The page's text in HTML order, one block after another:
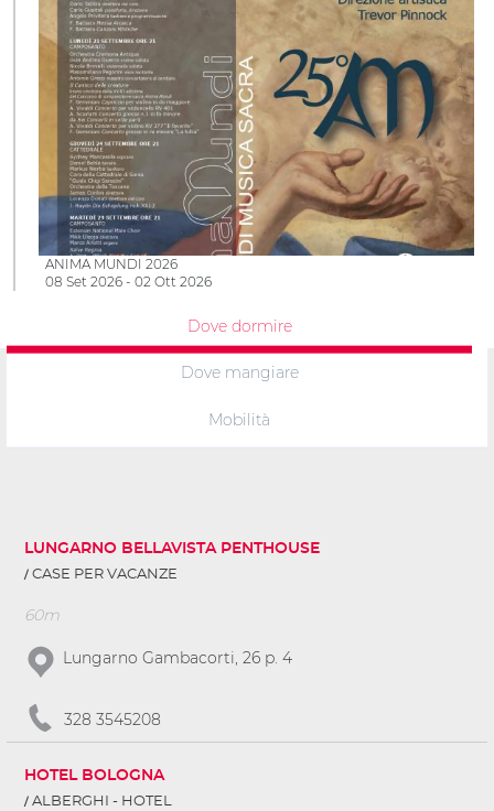
ANIMA MUNDI 2026
08 Set 2026 - 02 Ott 2026
Dove dormire
Dove mangiare
Mobilità
LUNGARNO BELLAVISTA PENTHOUSE
CASE PER VACANZE
60m
Lungarno Gambacorti, 26 p. 4
328 3545208
HOTEL BOLOGNA
ALBERGHI - HOTEL